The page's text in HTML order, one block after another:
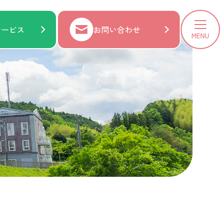
ビス お問い合わせ